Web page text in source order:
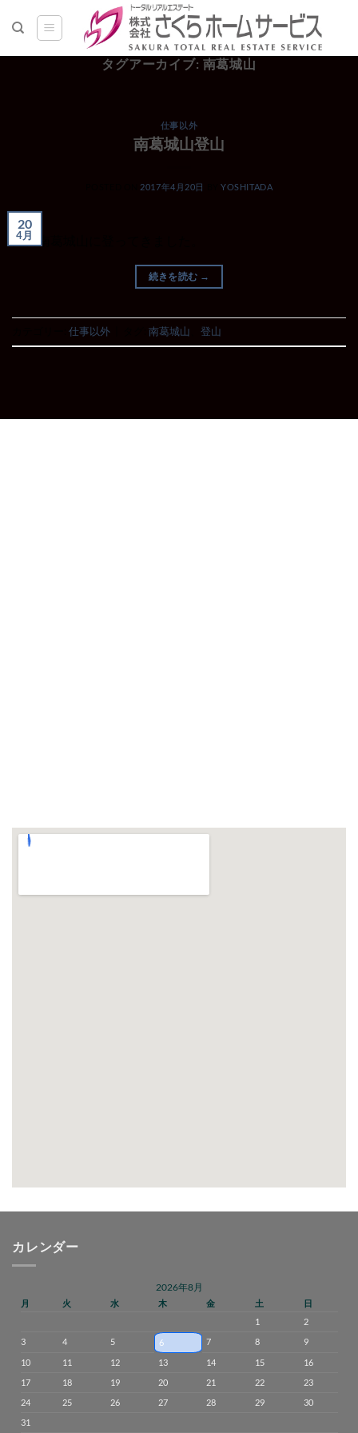
タグアーカイブ: 南葛城山
仕事以外
南葛城山登山
2017年4月20日 BYYOSHITADA
20
4月
先日南葛城山に登ってきました。
続きを読む →
仕事以外 南葛城山 登山
カレンダー
2026年8月
月 火 水 木 金 土
日
1
2
3
4 5 6 7 8
9
10
11 12 13 14 15
16
17
18 19 20 21 22
23
24
25 26 27 28 29
30
31